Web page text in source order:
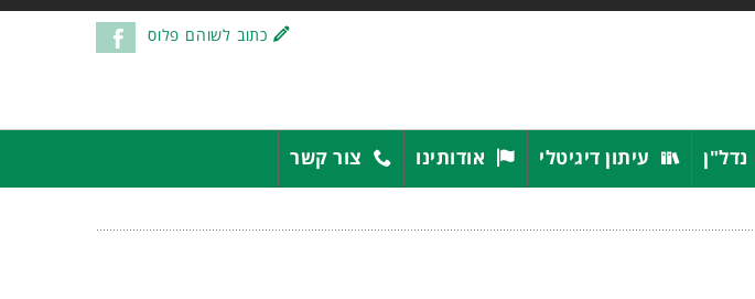
כתוב לשוהם פלוס
נדל"ן עיתון דיגיטלי אודותינו צור קשר